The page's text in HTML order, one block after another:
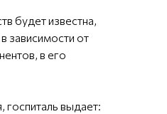
будет известна,
зависимости от
в его
госпиталь выдает: